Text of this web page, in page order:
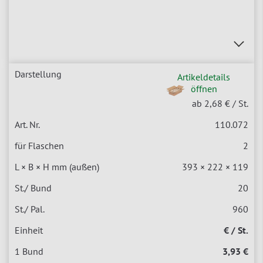
Artikeldetails
öffnen
ab 2,68 € / St.
110.072
2
393 × 222 × 119
20
960
€ / St.
3,93 €